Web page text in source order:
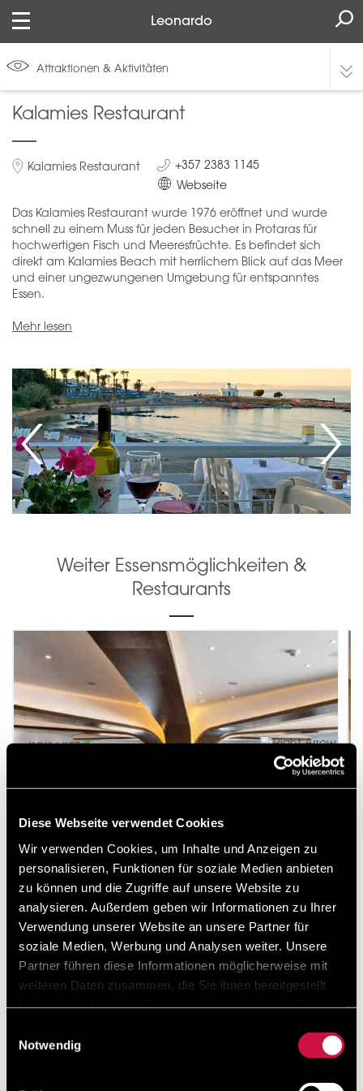
Diese Webseite verwendet Cookies
Wir verwenden Cookies, um Inhalte und Anzeigen zu
personalisieren, Funktionen für soziale Medien anbieten
zu können und die Zugriffe auf unsere Website zu
analysieren. Außerdem geben wir Informationen zu Ihrer
Verwendung unserer Website an unsere Partner für
soziale Medien, Werbung und Analysen weiter. Unsere
Partner führen diese Informationen möglicherweise mit
weiteren Daten zusammen, die Sie ihnen bereitgestellt
Notwendig
Leonardo
Attraktionen & Aktivitäten
Kalamies Restaurant
Kalamies Restaurant
+357 2383 1145
Webseite
Das Kalamies Restaurant wurde 1976 eröffnet und wurde
schnell zu einem Muss für jeden Besucher in Protaras für
hochwertigen Fisch und Meeresfrüchte. Es befindet sich
direkt am Kalamies Beach mit herrlichem Blick auf das Meer
und einer ungezwungenen Umgebung für entspanntes
Essen.
Mehr lesen
Weiter Essensmöglichkeiten &
Restaurants
Blue Horizon Restaurant
Das Blue Horizon Restaurant ist gemütlich eingerichtet
und verfügt über einen großzügigen, von natürlichem
Licht erhellten Speisesaal. Es ist für Frühstück,